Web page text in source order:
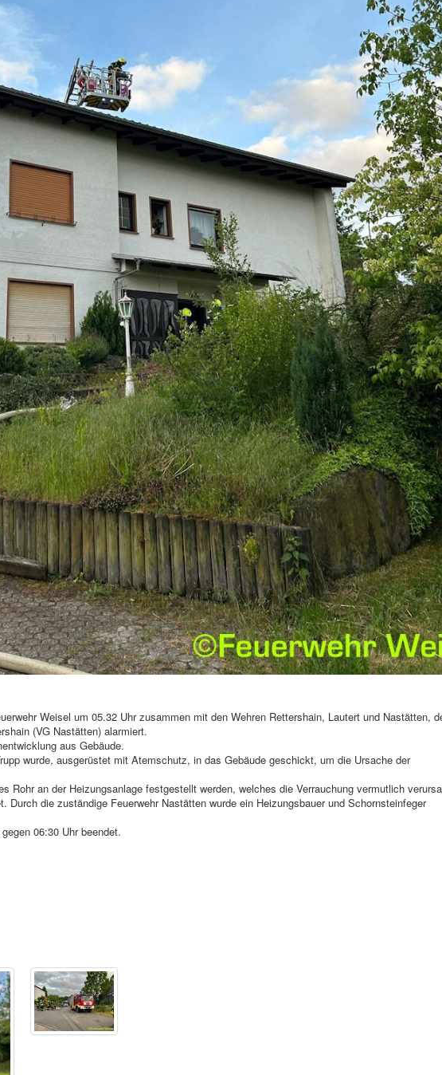
Weisel um 05.32 Uhr zusammen mit den Wehren Rettershain, Lautert und Nastätten,
(VG Nastätten) alarmiert.
aus Gebäude.
wurde, ausgerüstet mit Atemschutz, in das Gebäude geschickt, um die Ursache der
Rohr an der Heizungsanlage festgestellt werden, welches die Verrauchung vermutlich
Durch die zuständige Feuerwehr Nastätten wurde ein Heizungsbauer und Schornsteinfeger
06:30 Uhr beendet.